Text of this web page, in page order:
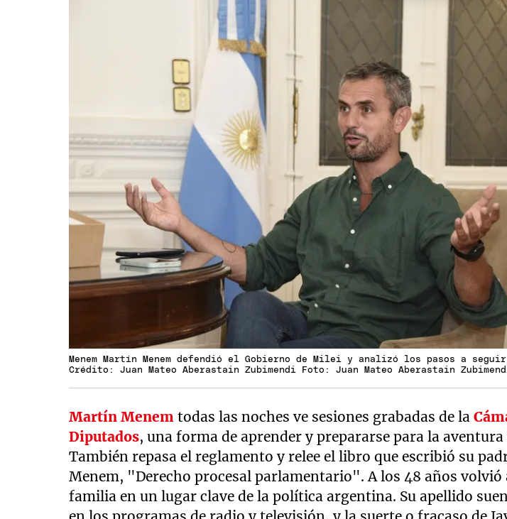
Menem Martín Menem defendió el Gobierno de Milei y analizó los pasos a seguir
Crédito: Juan Mateo Aberastain Zubimendi Foto: Juan Mateo Aberastain
Martín Menem todas las noches ve sesiones grabadas de la
Diputados, una forma de aprender y prepararse para la aventura
También repasa el reglamento y relee el libro que escribió su
Menem, "Derecho procesal parlamentario". A los 48 años volvió
familia en un lugar clave de la política argentina. Su apellido